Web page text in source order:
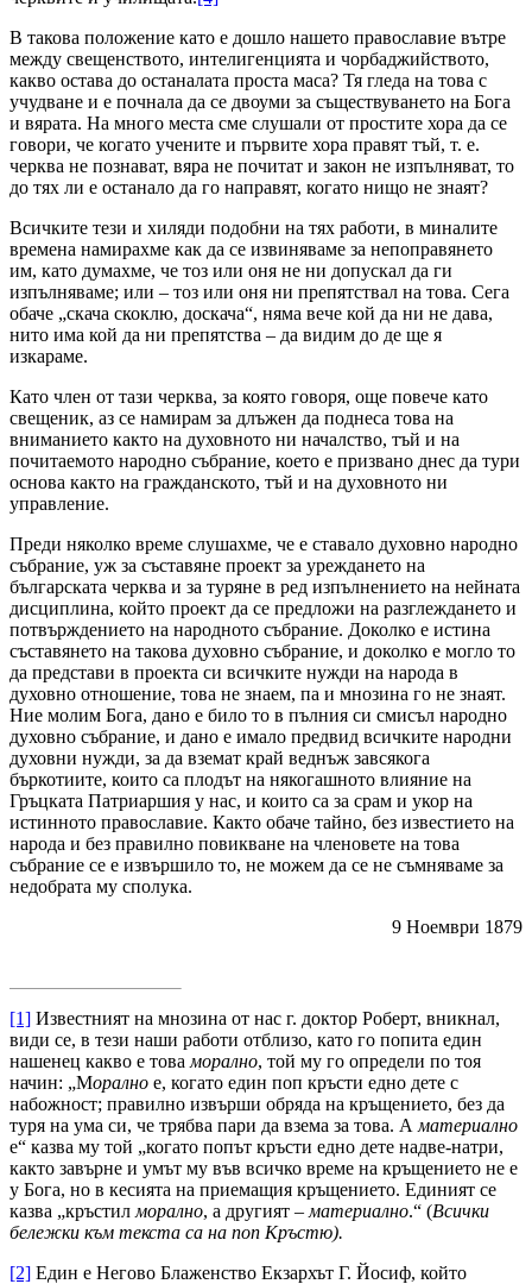
В такова положение като е дошло нашето православие вътре
между свещенството, интелигенцията и чорбаджийството,
какво остава до останалата проста маса? Тя гледа на това с
учудване и е почнала да се двоуми за съществуването на Бога
и вярата. На много места сме слушали от простите хора да се
говори, че когато учените и първите хора правят тъй, т. е.
черква не познават, вяра не почитат и закон не изпълняват, то
до тях ли е останало да го направят, когато нищо не знаят?
Всичките тези и хиляди подобни на тях работи, в миналите
времена намирахме как да се извиняваме за непоправянето
им, като думахме, че тоз или оня не ни допускал да ги
изпълняваме; или – тоз или оня ни препятствал на това. Сега
обаче „скача скоклю, доскача“, няма вече кой да ни не дава,
нито има кой да ни препятства – да видим до де ще я
изкараме.
Като член от тази черква, за която говоря, още повече като
свещеник, аз се намирам за длъжен да поднеса това на
вниманието както на духовното ни началство, тъй и на
почитаемото народно събрание, което е призвано днес да тури
основа както на гражданското, тъй и на духовното ни
управление.
Преди няколко време слушахме, че е ставало духовно народно
събрание, уж за съставяне проект за уреждането на
българската черква и за туряне в ред изпълнението на нейната
дисциплина, който проект да се предложи на разглеждането и
потвърждението на народното събрание. Доколко е истина
съставянето на такова духовно събрание, и доколко е могло то
да представи в проекта си всичките нужди на народа в
духовно отношение, това не знаем, па и мнозина го не знаят.
Ние молим Бога, дано е било то в пълния си смисъл народно
духовно събрание, и дано е имало предвид всичките народни
духовни нужди, за да вземат край веднъж завсякога
бъркотиите, които са плодът на някогашното влияние на
Гръцката Патриаршия у нас, и които са за срам и укор на
истинното православие. Както обаче тайно, без известието на
народа и без правилно повикване на членовете на това
събрание се е извършило то, не можем да се не съмняваме за
недобрата му сполука.
9 Ноември 1879
[1] Известният на мнозина от нас г. доктор Роберт, вникнал,
види се, в тези наши работи отблизо, като го попита един
нашенец какво е това морално, той му го определи по тоя
начин: „Морално е, когато един поп кръсти едно дете с
набожност; правилно извърши обряда на кръщението, без да
туря на ума си, че трябва пари да взема за това. А материално
е“ казва му той „когато попът кръсти едно дете надве-натри,
както завърне и умът му във всичко време на кръщението не е
у Бога, но в кесията на приемащия кръщението. Единият се
казва „кръстил морално, а другият – материално.“ (Всички
бележки към текста са на поп Кръстю).
[2] Един е Негово Блаженство Екзархът Г. Йосиф, който